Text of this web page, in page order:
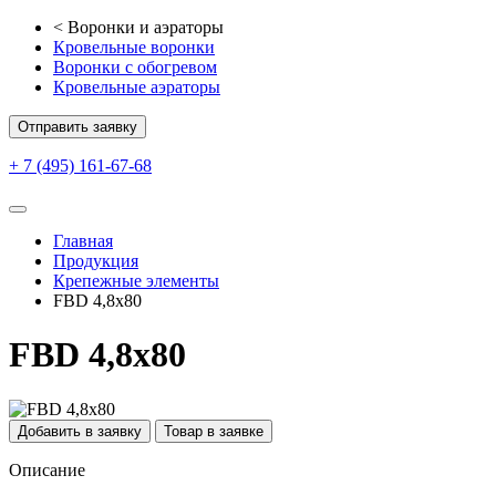
< Воронки и аэраторы
Кровельные воронки
Воронки с обогревом
Кровельные аэраторы
Отправить заявку
+ 7 (495) 161-67-68
Главная
Продукция
Крепежные элементы
FBD 4,8х80
FBD 4,8х80
Добавить в заявку Товар в заявке
Описание